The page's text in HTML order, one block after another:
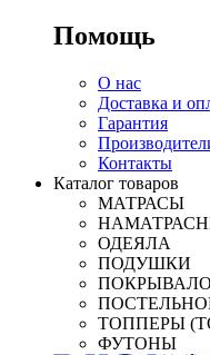
Помощь
О нас
Доставка и
Гарантия
Контакты
Каталог товаров
МАТРАСЫ
ОДЕЯЛА
ПОДУШКИ
ПОКРЫВАЛО
ТОППЕРЫ
ФУТОНЫ